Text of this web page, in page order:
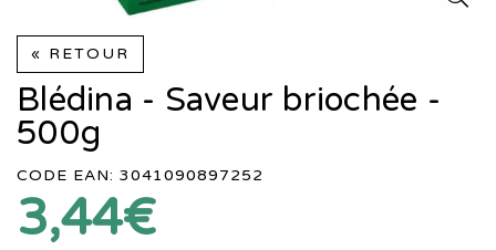
« RETOUR
Blédina - Saveur briochée -
500g
CODE EAN: 3041090897252
3,44€